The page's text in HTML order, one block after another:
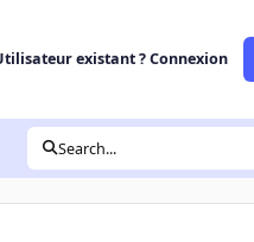
existant ? Connexion
Search...